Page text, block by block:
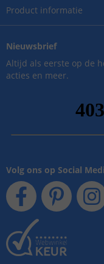
Product informatie
Nieuwsbrief
Altijd als eerste op de
acties en meer.
Volg ons op Social